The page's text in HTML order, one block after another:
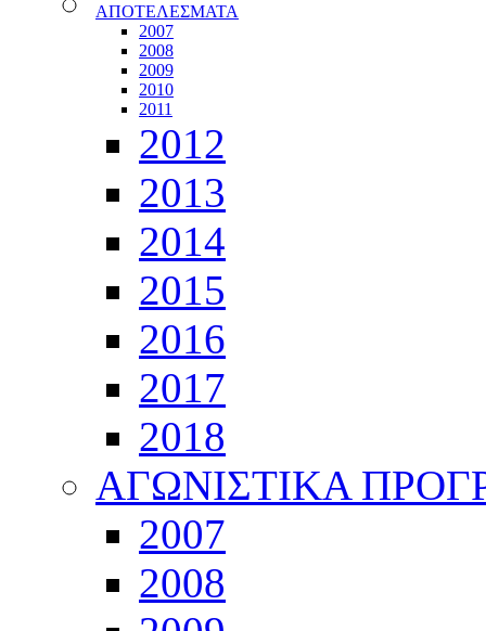
ΑΠΟΤΕΛΕΣΜΑΤΑ
2007
2008
2009
2010
2011
2012
2013
2014
2015
2016
2017
2018
ΑΓΩΝΙΣΤΙΚΑ
2007
2008